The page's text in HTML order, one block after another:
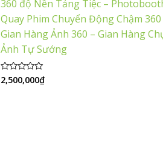
360 độ Nền Tảng Tiệc –
Quay Phim Chuyển Động Chậm 360
Gian Hàng Ảnh 360 – Gian Hàng
Ảnh Tự Sướng
Được
xếp
2,500,000₫